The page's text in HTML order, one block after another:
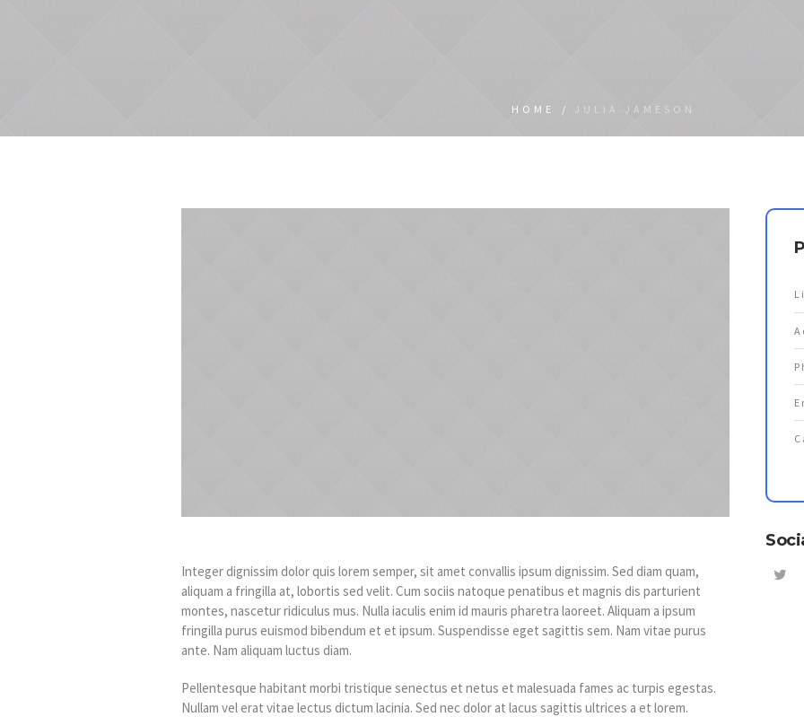
HOME / JULIA JAMESON
Integer dignissim dolor quis lorem semper, sit amet convallis ipsum dignissim. Sed diam quam,
aliquam a fringilla at, lobortis sed velit. Cum sociis natoque penatibus et magnis dis parturient
montes, nascetur ridiculus mus. Nulla iaculis enim id mauris pharetra laoreet. Aliquam a ipsum
fringilla purus euismod bibendum et et ipsum. Suspendisse eget sagittis sem. Nam vitae purus
ante. Nam aliquam luctus diam.
Pellentesque habitant morbi tristique senectus et netus et malesuada fames ac turpis egestas.
Nullam vel erat vitae lectus dictum lacinia. Sed nec dolor at lacus sagittis ultrices a et lorem.